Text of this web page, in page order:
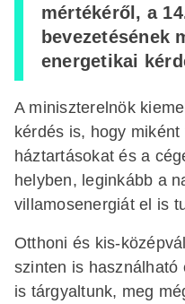
mértékéről, a
bevezetésének
energetikai
A miniszterelnök
kérdés is, hogy
háztartásokat és a
helyben, leginkább a
villamosenergiát el is
Otthoni és kis-
szinten is használható
is tárgyaltunk, meg